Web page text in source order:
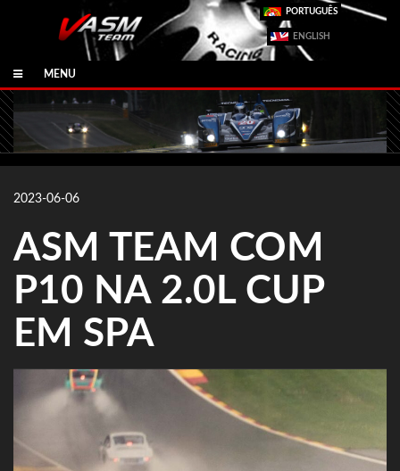
PORTUGUÊS
ENGLISH
MENU
2023-06-06
ASM TEAM COM
P10 NA 2.0L CUP
EM SPA